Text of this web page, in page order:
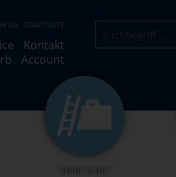
STARTSEITE
Kontakt
Account
BERUF & EDV